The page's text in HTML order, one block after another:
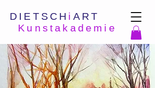
DIETSCH i ART
Kunstakademie